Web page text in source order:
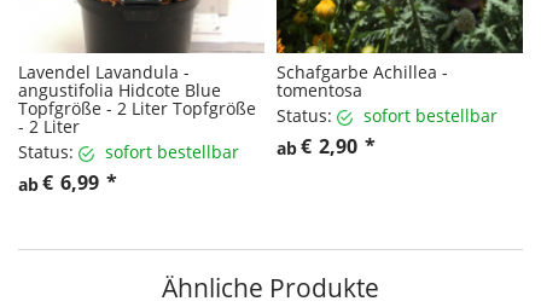
Lavendel Lavandula -
angustifolia Hidcote Blue
Topfgröße - 2 Liter Topfgröße
- 2 Liter
Status:
sofort bestellbar
ab€ 6,99 *
Schafgarbe Achillea -
tomentosa
Status:
sofort bestellbar
ab€ 2,90 *
Ähnliche Produkte